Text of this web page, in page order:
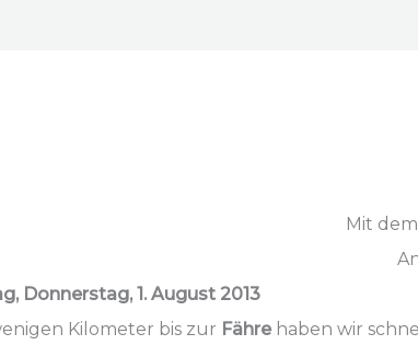
Mit
Donnerstag, 1. August 2013
Kilometer bis zur Fährehaben wir